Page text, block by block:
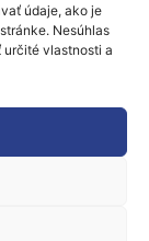
údaje, ako je
Nesúhlas
vlastnosti a
Európskou